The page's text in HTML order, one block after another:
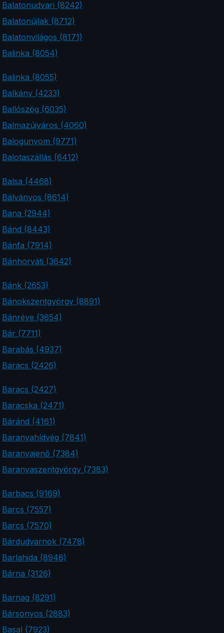
Balatonudvari (8242)
Balatonújlak (8712)
Balatonvilágos (8171)
Balinka (8054)
Balinka (8055)
Balkány (4233)
Ballószög (6035)
Balmazújváros (4060)
Balogunyom (9771)
Balotaszállás (6412)
Balsa (4468)
Bálványos (8614)
Bana (2944)
Bánd (8443)
Bánfa (7914)
Bánhorváti (3642)
Bánk (2653)
Bánokszentgyörgy (8891)
Bánréve (3654)
Bár (7711)
Barabás (4937)
Baracs (2426)
Baracs (2427)
Baracska (2471)
Báránd (4161)
Baranyahídvég (7841)
Baranyajenő (7384)
Baranyaszentgyörgy (7383)
Barbacs (9169)
Barcs (7557)
Barcs (7570)
Bárdudvarnok (7478)
Barlahida (8948)
Bárna (3126)
Barnag (8291)
Bársonyos (2883)
Basal (7923)